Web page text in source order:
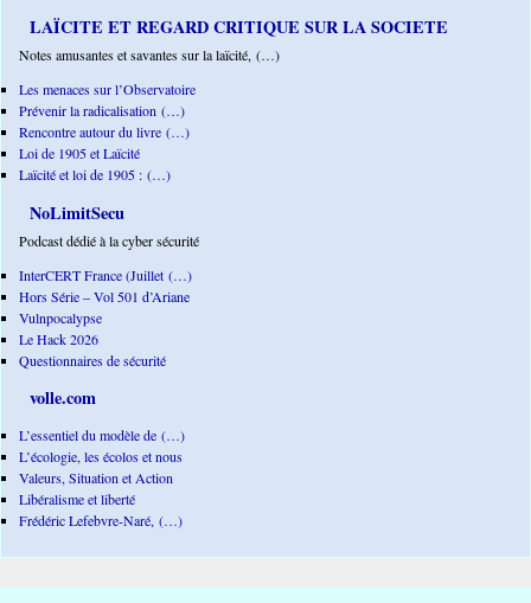
LAÏCITE ET REGARD CRITIQUE SUR LA SOCIETE
Notes amusantes et savantes sur la laïcité, (…)
Les menaces sur l’Observatoire
Prévenir la radicalisation (…)
Rencontre autour du livre (…)
Loi de 1905 et Laïcité
Laïcité et loi de 1905 : (…)
NoLimitSecu
Podcast dédié à la cyber sécurité
InterCERT France (Juillet (…)
Hors Série – Vol 501 d’Ariane
Vulnpocalypse
Le Hack 2026
Questionnaires de sécurité
volle.com
L’essentiel du modèle de (…)
L’écologie, les écolos et nous
Valeurs, Situation et Action
Libéralisme et liberté
Frédéric Lefebvre-Naré, (…)